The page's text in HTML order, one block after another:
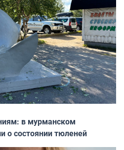
в мурманском
о состоянии тюленей